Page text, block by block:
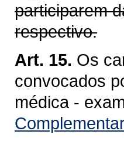
participarem
respectivo.
Art. 15. Os
convocados
médica -